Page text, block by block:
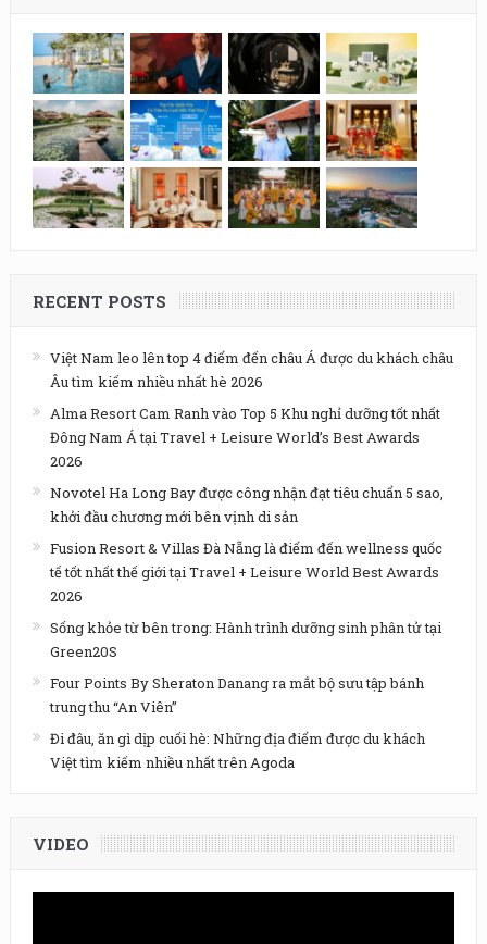
RECENT POSTS
Việt Nam leo lên top 4 điểm đến châu Á được du khách châu
Âu tìm kiếm nhiều nhất hè 2026
Alma Resort Cam Ranh vào Top 5 Khu nghỉ dưỡng tốt nhất
Đông Nam Á tại Travel + Leisure World’s Best Awards
2026
Novotel Ha Long Bay được công nhận đạt tiêu chuẩn 5 sao,
khởi đầu chương mới bên vịnh di sản
Fusion Resort & Villas Đà Nẵng là điểm đến wellness quốc
tế tốt nhất thế giới tại Travel + Leisure World Best Awards
2026
Sống khỏe từ bên trong: Hành trình dưỡng sinh phân tử tại
Green20S
Four Points By Sheraton Danang ra mắt bộ sưu tập bánh
trung thu “An Viên”
Đi đâu, ăn gì dịp cuối hè: Những địa điểm được du khách
Việt tìm kiếm nhiều nhất trên Agoda
VIDEO